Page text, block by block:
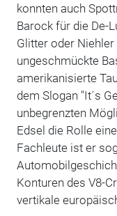
konnten auch
Barock für die De-
Glitter oder
ungeschmückte
amerikanisierte
dem Slogan "It´s
unbegrenzten
Edsel die Rolle
Fachleute ist er
Konturen des V8-
vertikale